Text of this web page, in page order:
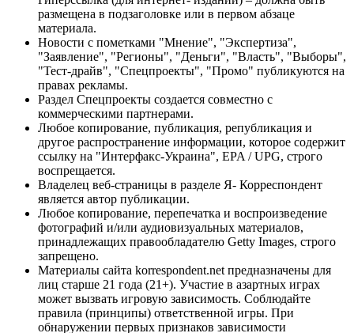
размещена в подзаголовке или в первом абзаце
материала.
Новости с пометками "Мнение", "Экспертиза",
"Заявление", "Регионы", "Деньги", "Власть", "Выборы",
"Тест-драйв", "Спецпроекты", "Промо" публикуются на
правах рекламы.
Раздел Спецпроекты создается совместно с
коммерческими партнерами.
Любое копирование, публикация, републикация и
другое распространение информации, которое содержит
ссылку на "Интерфакс-Украина", EPA / UPG, строго
воспрещается.
Владелец веб-страницы в разделе Я- Корреспондент
является автор публикации.
Любое копирование, перепечатка и воспроизведение
фотографий и/или аудиовизуальных материалов,
принадлежащих правообладателю Getty Images, строго
запрещено.
Материалы сайта korrespondent.net предназначены для
лиц старше 21 года (21+). Участие в азартных играх
может вызвать игровую зависимость. Соблюдайте
правила (принципы) ответственной игры. При
обнаружении первых признаков зависимости